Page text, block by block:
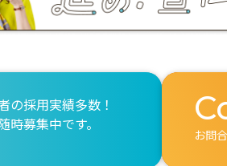
の採用実績多数！
時募集中です。
お問